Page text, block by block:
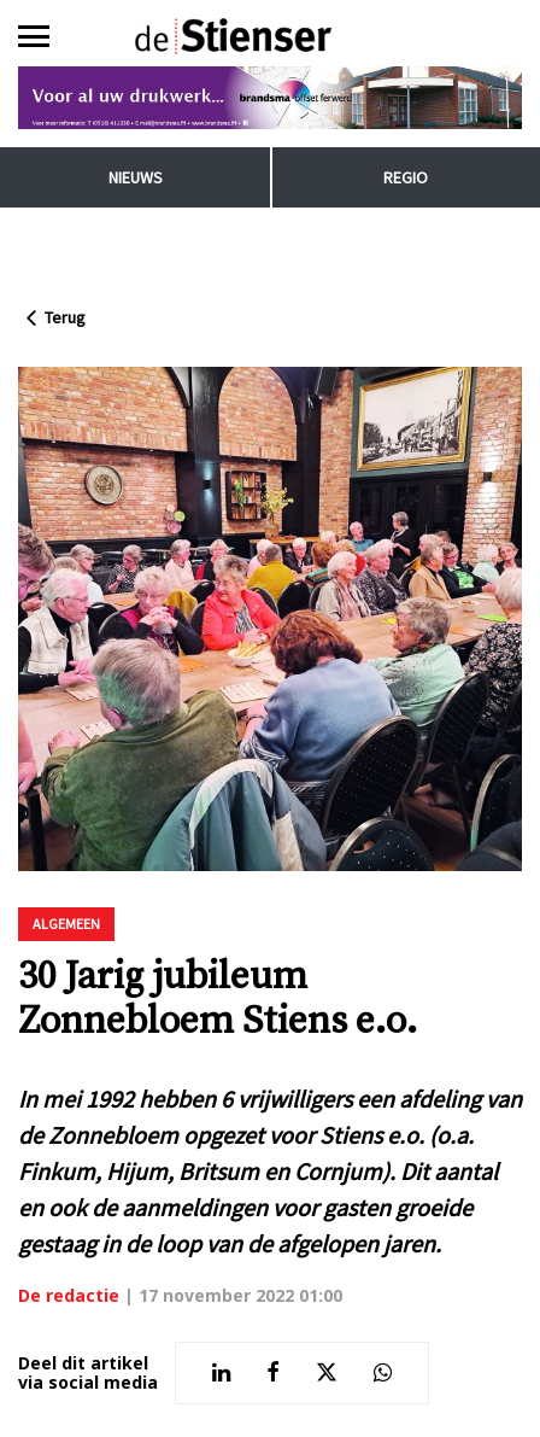
NIEUWS REGIO
Terug
ALGEMEEN
30 Jarig jubileum
Zonnebloem Stiens e.o.
In mei 1992 hebben 6 vrijwilligers een afdeling van
de Zonnebloem opgezet voor Stiens e.o. (o.a.
Finkum, Hijum, Britsum en Cornjum). Dit aantal
en ook de aanmeldingen voor gasten groeide
gestaag in de loop van de afgelopen jaren.
De redactie | 17 november 2022 01:00
Deel dit artikel
via social media